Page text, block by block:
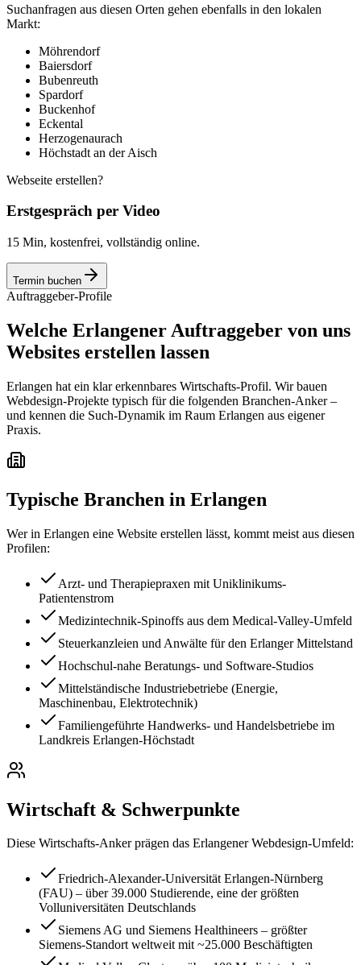
Suchanfragen aus diesen Orten gehen ebenfalls in den lokalen
Markt:
Möhrendorf
Baiersdorf
Bubenreuth
Spardorf
Buckenhof
Eckental
Herzogenaurach
Höchstadt an der Aisch
Webseite erstellen?
Erstgespräch per Video
15 Min, kostenfrei, vollständig online.
Termin buchen
Auftraggeber-Profile
Welche Erlangener Auftraggeber von uns
Websites erstellen lassen
Erlangen hat ein klar erkennbares Wirtschafts-Profil. Wir bauen
Webdesign-Projekte typisch für die folgenden Branchen-Anker –
und kennen die Such-Dynamik im Raum Erlangen aus eigener
Praxis.
Typische Branchen in Erlangen
Wer in Erlangen eine Website erstellen lässt, kommt meist aus diesen
Profilen:
Arzt- und Therapiepraxen mit Uniklinikums-
Patientenstrom
Medizintechnik-Spinoffs aus dem Medical-Valley-Umfeld
Steuerkanzleien und Anwälte für den Erlanger Mittelstand
Hochschul-nahe Beratungs- und Software-Studios
Mittelständische Industriebetriebe (Energie,
Maschinenbau, Elektrotechnik)
Familiengeführte Handwerks- und Handelsbetriebe im
Landkreis Erlangen-Höchstadt
Wirtschaft & Schwerpunkte
Diese Wirtschafts-Anker prägen das Erlangener Webdesign-Umfeld:
Friedrich-Alexander-Universität Erlangen-Nürnberg
(FAU) – über 39.000 Studierende, eine der größten
Volluniversitäten Deutschlands
Siemens AG und Siemens Healthineers – größter
Siemens-Standort weltweit mit ~25.000 Beschäftigten